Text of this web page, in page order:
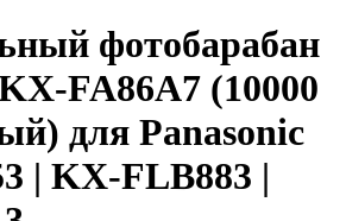
фотобарабан
FA86A7 (10000
для Panasonic
| KX-FLB883 |